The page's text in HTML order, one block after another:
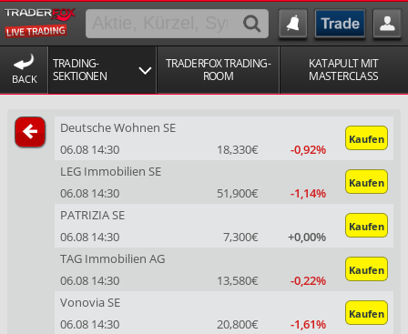
BACK
TRADING-
SEKTIONEN
TRADERFOX TRADING-
ROOM
KATAPULT MIT
MASTERCLASS
Deutsche Wohnen SE
Kaufen
06.08 14:30 18,330€
-0,92%
LEG Immobilien SE
Kaufen
06.08 14:30 51,900€
-1,14%
PATRIZIA SE
Kaufen
06.08 14:30 7,300€
+0,00%
TAG Immobilien AG
Kaufen
06.08 14:30 13,580€
-0,22%
Vonovia SE
Kaufen
06.08 14:30 20,800€ -1,61%